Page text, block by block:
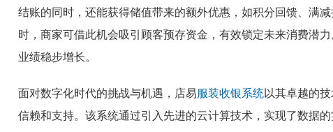
结账的同时，还能获得储值带来的额外优惠，如积分回馈、满
时，商家可借此机会吸引顾客预存资金，有效锁定未来消费潜
业绩稳步增长。
面对数字化时代的挑战与机遇，店易服装收银系统以其卓越的
信赖和支持。该系统通过引入先进的云计算技术，实现了数据